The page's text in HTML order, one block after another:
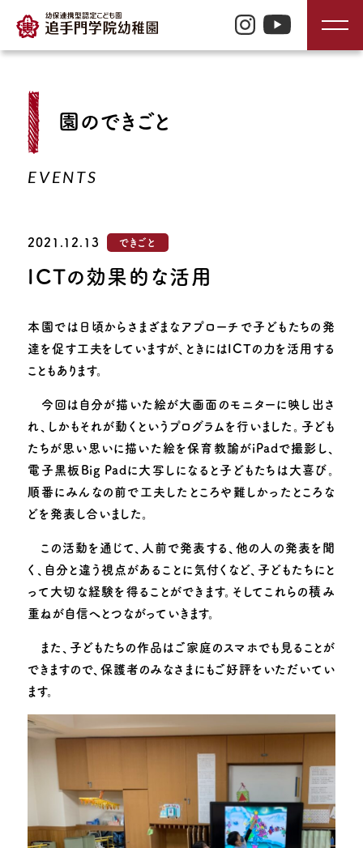
TOP
入園のご案内
子育て支援
お知らせ 園のできごと
動画で見る追手門学院幼稚園 採用情報
お問い合わせ このサイトについて
園のできごと
EVENTS
2021.12.13 できごと
ICTの効果的な活用
本園では日頃からさまざまなアプローチで子どもたちの発
達を促す工夫をしていますが、ときにはICTの力を活用する
こともあります。
今回は自分が描いた絵が大画面のモニターに映し出さ
れ、しかもそれが動くというプログラムを行いました。子ども
たちが思い思いに描いた絵を保育教諭がiPadで撮影し、
電子黒板Big Padに大写しになると子どもたちは大喜び。
順番にみんなの前で工夫したところや難しかったところな
どを発表し合いました。
この活動を通じて、人前で発表する、他の人の発表を聞
く、自分と違う視点があることに気付くなど、子どもたちにと
って大切な経験を得ることができます。そしてこれらの積み
重ねが自信へとつながっていきます。
また、子どもたちの作品はご家庭のスマホでも見ることが
できますので、保護者のみなさまにもご好評をいただいてい
ます。